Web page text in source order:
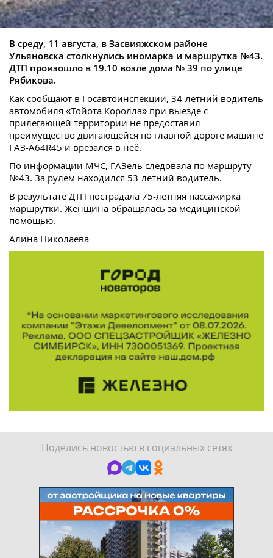
В среду, 11 августа, в Засвияжском районе
Ульяновска столкнулись иномарка и маршрутка №43.
ДТП произошло в 19.10 возле дома № 39 по улице
Рябикова.
Как сообщают в Госавтоинспекции, 34-летний водитель
автомобиля «Тойота Королла» при выезде с
прилегающей территории не предоставил
преимущество двигающейся по главной дороге машине
ГАЗ-А64R45 и врезался в неё.
По информации МЧС, ГАЗель следовала по маршруту
№43. За рулем находился 53-летний водитель.
В результате ДТП пострадала 75-летняя пассажирка
маршрутки. Женщина обращалась за медицинской
помощью.
Алина Николаева
Поделись новостью в социальных сетях